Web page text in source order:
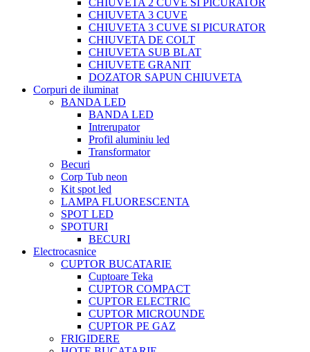
CHIUVETA 3 CUVE
CHIUVETA 3 CUVE SI PICURATOR
CHIUVETA DE COLT
CHIUVETA SUB BLAT
CHIUVETE GRANIT
DOZATOR SAPUN CHIUVETA
Corpuri de iluminat
BANDA LED
BANDA LED
Intrerupator
Profil aluminiu led
Transformator
Becuri
Corp Tub neon
Kit spot led
LAMPA FLUORESCENTA
SPOT LED
SPOTURI
BECURI
Electrocasnice
CUPTOR BUCATARIE
Cuptoare Teka
CUPTOR COMPACT
CUPTOR ELECTRIC
CUPTOR MICROUNDE
CUPTOR PE GAZ
FRIGIDERE